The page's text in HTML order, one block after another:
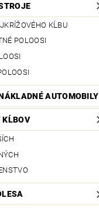
KĹBU
POLOOSI
AUTOMOBILY
KĹBOV